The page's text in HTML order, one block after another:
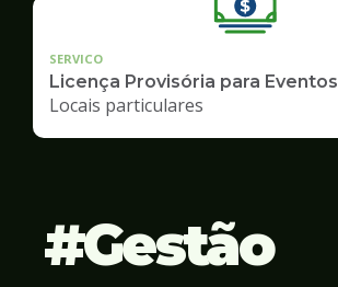
SERVICO
Licença Provisória para Eventos
Locais particulares
Gestão